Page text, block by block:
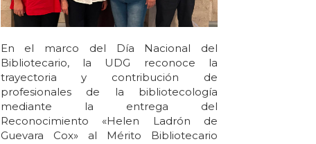
En el marco del Día Nacional del
Bibliotecario, la UDG reconoce la
trayectoria y contribución de
profesionales de la bibliotecología
mediante la entrega del
Reconocimiento «Helen Ladrón de
Guevara Cox» al Mérito Bibliotecario